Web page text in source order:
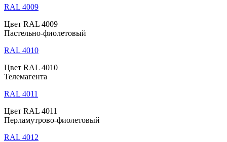
RAL 4009
Цвет RAL 4009
Пастельно-фиолетовый
RAL 4010
Цвет RAL 4010
Телемагента
RAL 4011
Цвет RAL 4011
Перламутрово-фиолетовый
RAL 4012